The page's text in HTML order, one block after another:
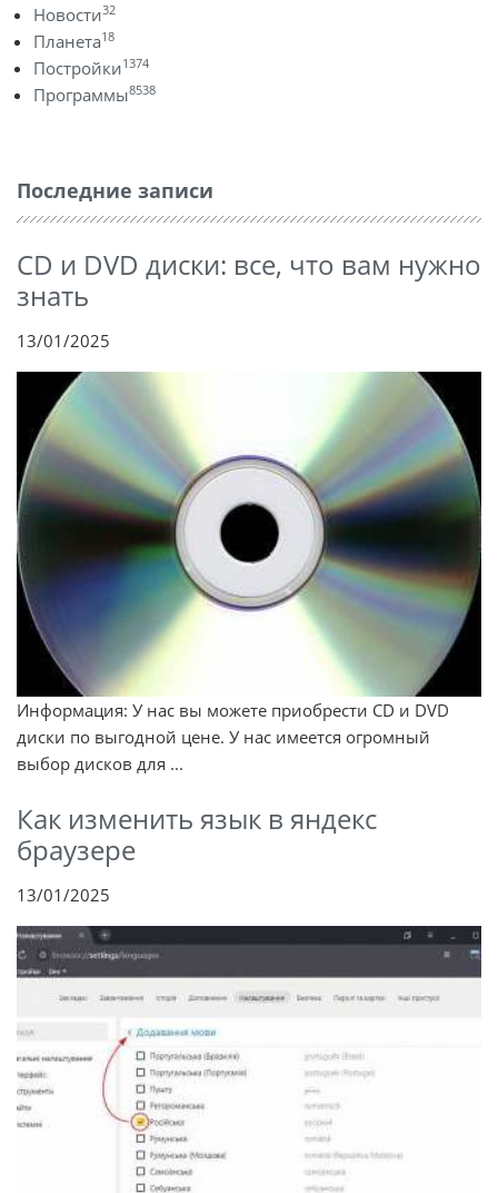
Новости32
Планета18
Постройки1374
Программы8538
Последние записи
CD и DVD диски: все, что вам нужно
знать
13/01/2025
Информация: У нас вы можете приобрести CD и DVD
диски по выгодной цене. У нас имеется огромный
выбор дисков для ...
Как изменить язык в яндекс
браузере
13/01/2025